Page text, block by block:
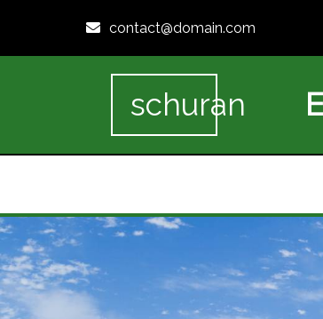
contact@domain.com
schuran